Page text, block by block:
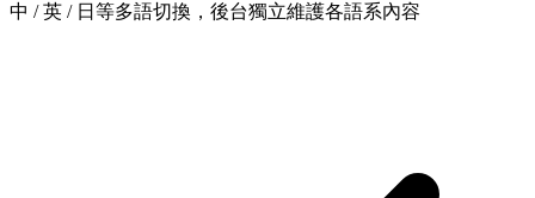
中 / 英 / 日等多語切換，後台獨立維護各語系內容